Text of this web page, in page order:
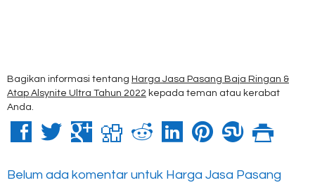
Bagikan informasi tentang Harga Jasa Pasang Baja Ringan &
Atap Alsynite Ultra Tahun 2022 kepada teman atau kerabat
Anda.
Belum ada komentar untuk Harga Jasa Pasang